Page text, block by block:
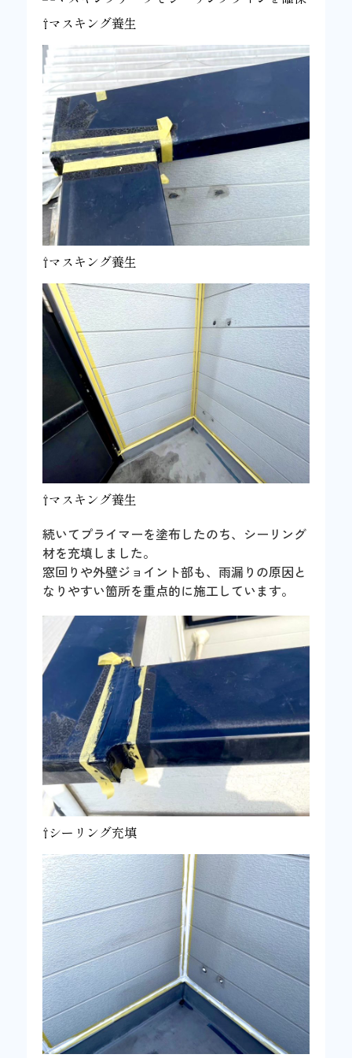
⇧マスキング養生
⇧マスキング養生
⇧マスキング養生
続いてプライマーを塗布したのち、シーリング
材を充填しました。
窓回りや外壁ジョイント部も、雨漏りの原因と
なりやすい箇所を重点的に施工しています。
⇧シーリング充填